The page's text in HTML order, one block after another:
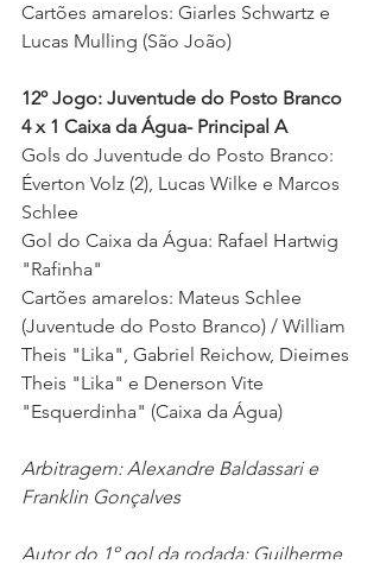
Cartões amarelos: Giarles Schwartz e
Lucas Mulling (São João)
12º Jogo: Juventude do Posto Branco
4 x 1 Caixa da Água- Principal A
Gols do Juventude do Posto Branco:
Éverton Volz (2), Lucas Wilke e Marcos
Schlee
Gol do Caixa da Água: Rafael Hartwig
"Rafinha"
Cartões amarelos: Mateus Schlee
(Juventude do Posto Branco) / William
Theis "Lika", Gabriel Reichow, Dieimes
Theis "Lika" e Denerson Vite
"Esquerdinha" (Caixa da Água)
Arbitragem: Alexandre Baldassari e
Franklin Gonçalves
Autor do 1º gol da rodada: Guilherme